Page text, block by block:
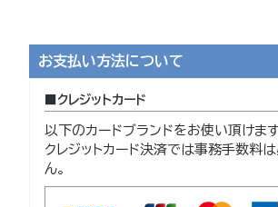
お支払い方法について
クレジットカード
以下のカードブランドをお使い頂けます
クレジットカード決済では事務手数料
ん。